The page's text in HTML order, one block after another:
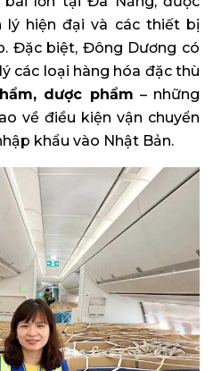
lý hiện đại và các thiết bị
Đặc biệt, Đông Dương có
các loại hàng hóa đặc thù
dược phẩm – những
về điều kiện vận chuyển
khẩu vào Nhật Bản.